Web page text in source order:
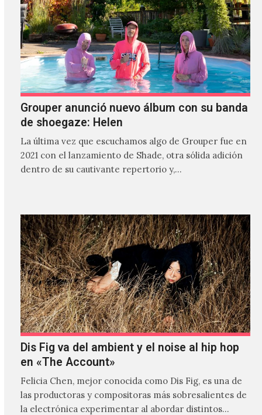
Grouper anunció nuevo álbum con su banda
de shoegaze: Helen
La última vez que escuchamos algo de Grouper fue en
2021 con el lanzamiento de Shade, otra sólida adición
dentro de su cautivante repertorio y,…
Dis Fig va del ambient y el noise al hip hop
en «The Account»
Felicia Chen, mejor conocida como Dis Fig, es una de
las productoras y compositoras más sobresalientes de
la electrónica experimentar al abordar distintos